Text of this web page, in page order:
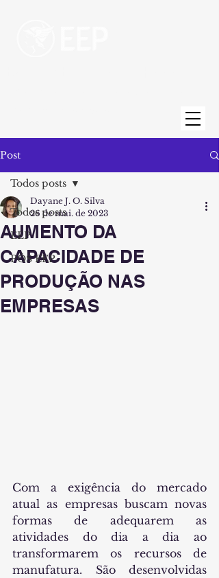
Post
Todos posts
EEP
PÓS EEP
Todos posts
AUMENTO DA
CAPACIDADE DE
PRODUÇÃO NAS
EMPRESAS
Dayane J. O. Silva
26 de mai. de 2023
Com a exigência do mercado
atual as empresas buscam novas
formas de adequarem as
atividades do dia a dia ao
transformarem os recursos de
manufatura. São desenvolvidas